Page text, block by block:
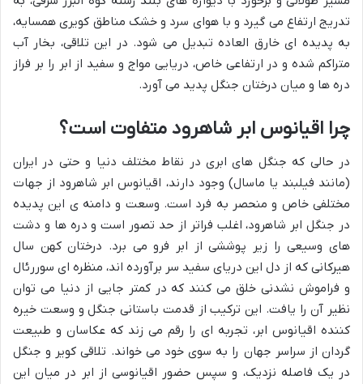
تدریج ارتفاع می گیرد و با هوای سرد و خشک مناطق کویری همسایه،
به پدیده ای خارق العاده تبدیل می شود. در این تلاقی، بخار آب
متراکم شده و در ارتفاعی خاص، دریایی مواج و سفید از ابر را بر فراز
دره ها و میان درختان جنگل پدید می آورد.
چرا اقیانوس ابر شاهرود متفاوت است؟
در حالی که جنگل های ابری در نقاط مختلف دنیا و حتی در ایران
(مانند فیلبند یا ماسال) وجود دارند، اقیانوس ابر شاهرود از جهات
مختلفی خاص و منحصر به فرد است. وسعت و دامنه ی این پدیده
در جنگل ابر شاهرود، اغلب فراتر از حد تصور است و دره ها و دشت
های وسیعی را زیر پوششی از ابر فرو می برد. درختان کهن سال
هیرکانی که از دل این دریای سفید سر برآورده اند، منظره ای سوررئال
و فراموش نشدنی خلق می کنند که در کمتر جایی از دنیا می توان
نظیر آن را یافت. این ترکیب از قدمت باستانی جنگل و وسعت خیره
کننده اقیانوس ابر، تجربه ای را رقم می زند که عکاسان و طبیعت
گردان از سراسر جهان را به سوی خود می خواند. تلاقی کویر و جنگل
در یک فاصله نزدیک، و سپس حضور اقیانوسی از ابر در میان این